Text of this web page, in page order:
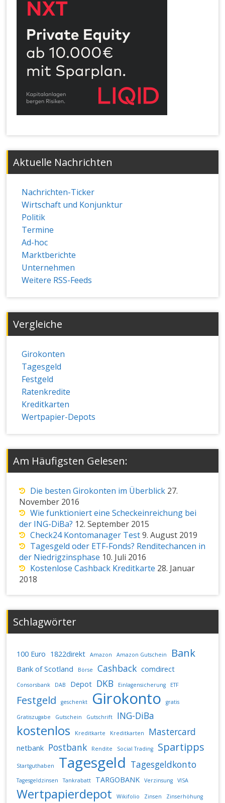
Aktuelle Nachrichten
Nachrichten-Ticker
Wirtschaft und Konjunktur
Politik
Termine
Ad-hoc
Marktberichte
Unternehmen
Weitere RSS-Feeds
Vergleiche
Girokonten
Tagesgeld
Festgeld
Ratenkredite
Kreditkarten
Wertpapier-Depots
Am Häufigsten Gelesen:
Die besten Girokonten im Überblick 27.
November 2016
Wie funktioniert eine Scheckeinreichung bei
der ING-DiBa? 12. September 2015
Check24 Kontomanager Test 9. August 2019
Tagesgeld oder ETF-Fonds? Renditechancen in
der Niedrigzinsphase 10. Juli 2016
Kostenlose Cashback Kreditkarte 28. Januar
2018
Schlagwörter
100 Euro 1822direkt Amazon Amazon Gutschein Bank
Bank of Scotland Börse Cashback comdirect
Consorsbank DAB Depot DKB Einlagensicherung ETF
Festgeld geschenkt Girokonto gratis
Gratiszugabe Gutschein Gutschrift ING-DiBa
kostenlos Kreditkarte Kreditkarten Mastercard
netbank Postbank Rendite Social Trading Spartipps
Startguthaben Tagesgeld Tagesgeldkonto
Tagesgeldzinsen Tankrabatt TARGOBANK Verzinsung VISA
Wertpapierdepot Wikifolio Zinsen Zinserhöhung